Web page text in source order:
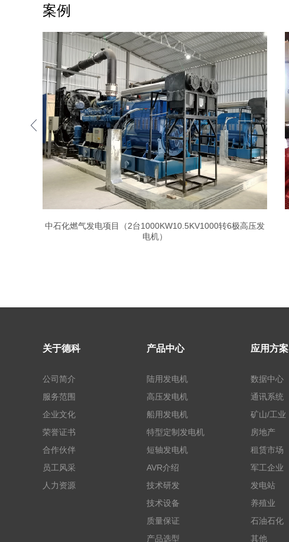
案例
中石化燃气发电项目（2台1000KW10.5KV1000转6极高压发
电机）
关于德科
公司简介
服务范围
企业文化
荣誉证书
合作伙伴
员工风采
人力资源
产品中心
陆用发电机
高压发电机
船用发电机
特型定制发电机
短轴发电机
AVR介绍
技术研发
技术设备
质量保证
产品选型
应用方案
数据中心
通讯系统
矿山/工业
房地产
租赁市场
军工企业
发电站
养殖业
石油石化
其他